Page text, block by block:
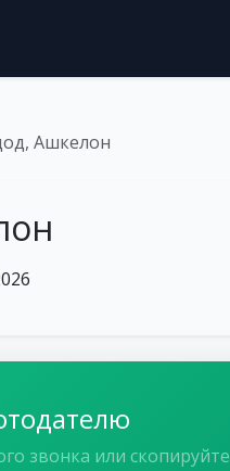
Ашкелон
звонка или скопируйте